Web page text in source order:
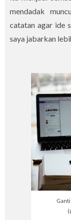
mendadak
catatan agar ide
saya jabarkan